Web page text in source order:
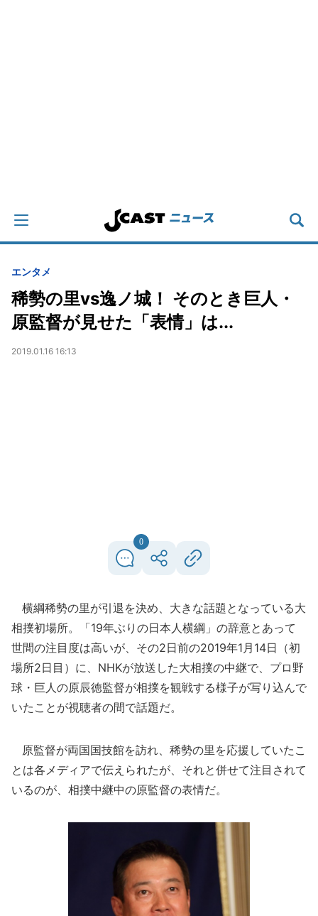
エンタメ
稀勢の里vs逸ノ城！ そのとき巨人・
原監督が見せた「表情」は...
2019.01.16 16:13
0
横綱稀勢の里が引退を決め、大きな話題となっている大
相撲初場所。「19年ぶりの日本人横綱」の辞意とあって
世間の注目度は高いが、その2日前の2019年1月14日（初
場所2日目）に、NHKが放送した大相撲の中継で、プロ野
球・巨人の原辰徳監督が相撲を観戦する様子が写り込んで
いたことが視聴者の間で話題だ。
原監督が両国国技館を訪れ、稀勢の里を応援していたこ
とは各メディアで伝えられたが、それと併せて注目されて
いるのが、相撲中継中の原監督の表情だ。